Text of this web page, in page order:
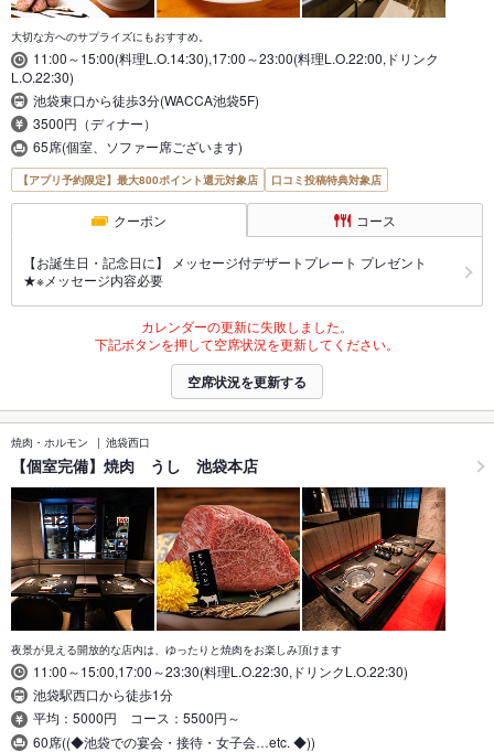
大切な方へのサプライズにもおすすめ。
11:00～15:00(料理L.O.14:30),17:00～23:00(料理L.O.22:00,ドリンク
L.O.22:30)
池袋東口から徒歩3分(WACCA池袋5F)
3500円（ディナー）
65席(個室、ソファー席ございます)
【アプリ予約限定】最大800ポイント還元対象店 口コミ投稿特典対象店
クーポン コース
【お誕生日・記念日に】 メッセージ付デザートプレート プレゼント
★※メッセージ内容必要
カレンダーの更新に失敗しました。
下記ボタンを押して空席状況を更新してください。
空席状況を更新する
焼肉・ホルモン 池袋西口
【個室完備】焼肉 うし 池袋本店
夜景が見える開放的な店内は、ゆったりと焼肉をお楽しみ頂けます
11:00～15:00,17:00～23:30(料理L.O.22:30,ドリンクL.O.22:30)
池袋駅西口から徒歩1分
平均：5000円 コース：5500円～
60席((◆池袋での宴会・接待・女子会…etc. ◆))